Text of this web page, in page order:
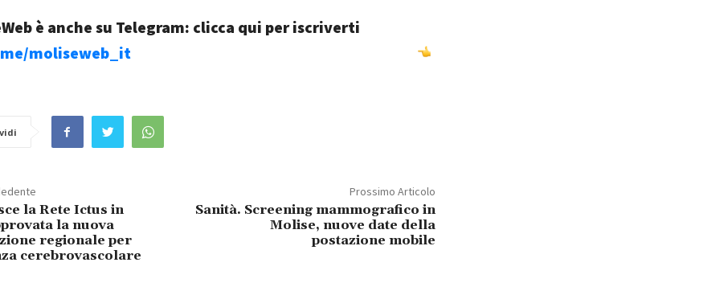
è anche su Telegram: clicca qui per iscriverti
moliseweb_it
la Rete Ictus in
la nuova
regionale per
cerebrovascolare
Prossimo Articolo
Sanità. Screening mammografico in
Molise, nuove date della
postazione mobile